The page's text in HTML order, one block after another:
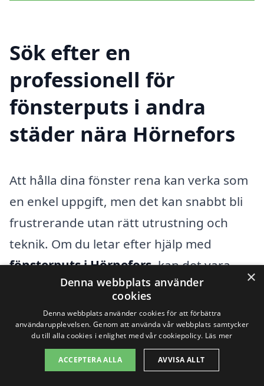
Sök efter en
professionell för
fönsterputs i andra
städer nära Hörnefors
Att hålla dina fönster rena kan verka som
en enkel uppgift, men det kan snabbt bli
frustrerande utan rätt utrustning och
teknik. Om du letar efter hjälp med
fönsterputs i Hörnefors, kan det vara
värt att överväga att även söka efter
professionella tjänster i närliggande
städer. Här är några fördelar med att
anlita experter:
×
Denna webbplats använder
cookies
Denna webbplats använder cookies för att förbättra
användarupplevelsen. Genom att använda vår webbplats samtycker
du till alla cookies i enlighet med vår cookiepolicy. Läs mer
ACCEPTERA ALLA AVVISA ALLT